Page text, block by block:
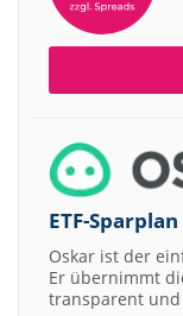
ETF-Sparplan
Oskar ist der
Er übernimmt
transparent